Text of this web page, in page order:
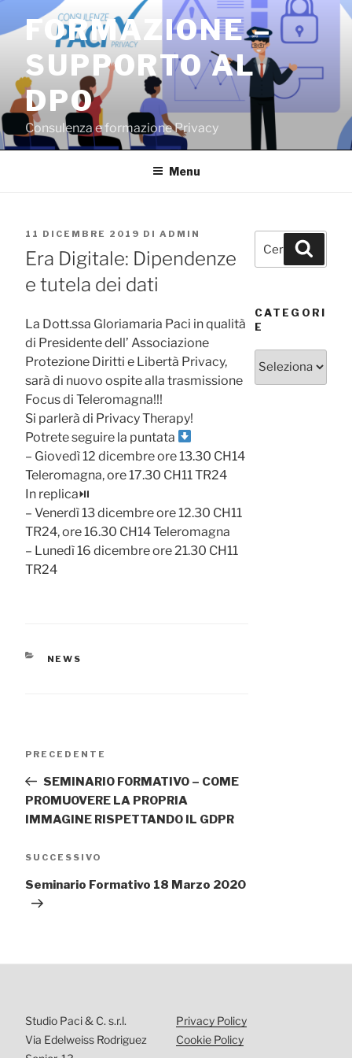
contenuto
FORMAZIONE –
SUPPORTO AL
DPO
Consulenza e formazione Privacy
Menu
PUBBLICATO
IL
11 DICEMBRE 2019 DI ADMIN
Era Digitale: Dipendenze
e tutela dei dati
La Dott.ssa Gloriamaria Paci in qualità
di Presidente dell’ Associazione
Protezione Diritti e Libertà Privacy,
sarà di nuovo ospite alla trasmissione
Focus di Teleromagna!!!
Si parlerà di Privacy Therapy!
Potrete seguire la puntata
– Giovedì 12 dicembre ore 13.30 CH14
Teleromagna, ore 17.30 CH11 TR24
In replica⏯
– Venerdì 13 dicembre ore 12.30 CH11
TR24, ore 16.30 CH14 Teleromagna
– Lunedì 16 dicembre ore 21.30 CH11
TR24
CATEGORIE
NEWS
Articolo
PRECEDENTE
SEMINARIO FORMATIVO – COME
PROMUOVERE LA PROPRIA
IMMAGINE RISPETTANDO IL GDPR
Articolo
SUCCESSIVO
Seminario Formativo 18 Marzo 2020
Cerca:
CATEGORI
E
Studio Paci & C. s.r.l.
Via Edelweiss Rodriguez
Privacy Policy
Cookie Policy